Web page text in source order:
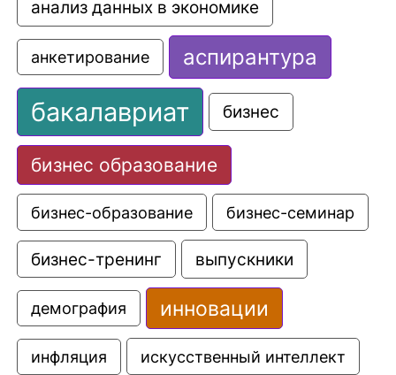
анализ данных в экономике
анкетирование аспирантура
бакалавриат бизнес
бизнес образование
бизнес-образование бизнес-семинар
бизнес-тренинг выпускники
демография инновации
инфляция искусственный интеллект